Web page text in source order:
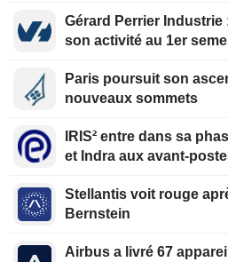
Gérard Perrier
son activité au 1er
Paris poursuit son
nouveaux sommets
IRIS² entre dans sa
et Indra aux avant-
Stellantis voit rouge
Bernstein
Airbus a livré 67